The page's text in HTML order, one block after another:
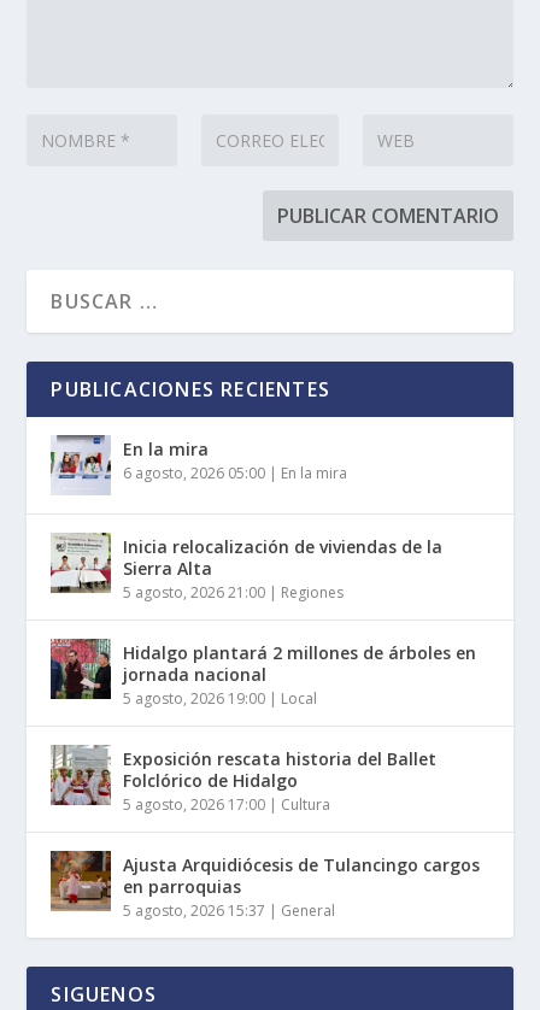
PUBLICACIONES RECIENTES
En la mira
6 agosto, 2026 05:00 | En la mira
Inicia relocalización de viviendas de la
Sierra Alta
5 agosto, 2026 21:00 | Regiones
Hidalgo plantará 2 millones de árboles en
jornada nacional
5 agosto, 2026 19:00 | Local
Exposición rescata historia del Ballet
Folclórico de Hidalgo
5 agosto, 2026 17:00 | Cultura
Ajusta Arquidiócesis de Tulancingo cargos
en parroquias
5 agosto, 2026 15:37 | General
SIGUENOS